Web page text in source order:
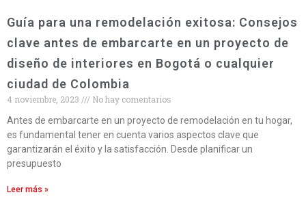
Guía para una remodelación exitosa: Consejos
clave antes de embarcarte en un proyecto de
diseño de interiores en Bogotá o cualquier
ciudad de Colombia
4 noviembre, 2023
No hay comentarios
Antes de embarcarte en un proyecto de remodelación en tu hogar,
es fundamental tener en cuenta varios aspectos clave que
garantizarán el éxito y la satisfacción. Desde planificar un
presupuesto
Leer más »